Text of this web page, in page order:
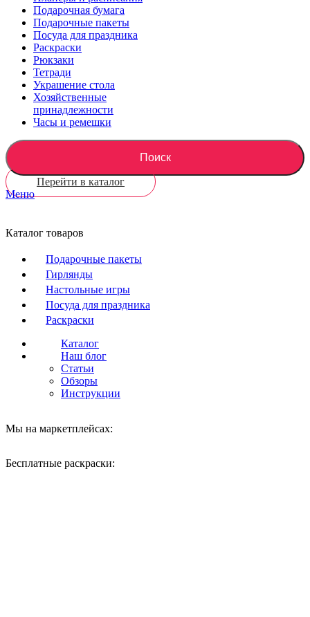
Подарочная бумага
Подарочные пакеты
Посуда для праздника
Раскраски
Рюкзаки
Тетради
Украшение стола
Хозяйственные
принадлежности
Часы и ремешки
Поиск
Перейти в каталог
Меню
Каталог товаров
Подарочные пакеты
Гирлянды
Настольные игры
Посуда для праздника
Раскраски
Каталог
Наш блог
Статьи
Обзоры
Инструкции
Мы на маркетплейсах:
Бесплатные раскраски: